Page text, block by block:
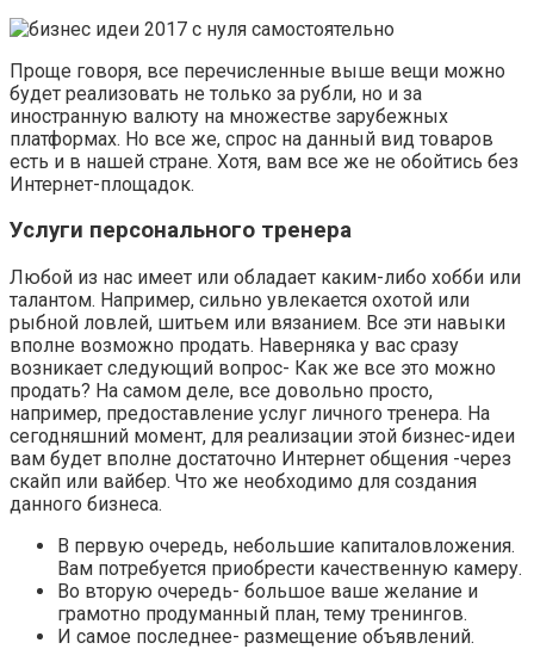
Проще говоря, все перечисленные выше вещи можно
будет реализовать не только за рубли, но и за
иностранную валюту на множестве зарубежных
платформах. Но все же, спрос на данный вид товаров
есть и в нашей стране. Хотя, вам все же не обойтись без
Интернет-площадок.
Услуги персонального тренера
Любой из нас имеет или обладает каким-либо хобби или
талантом. Например, сильно увлекается охотой или
рыбной ловлей, шитьем или вязанием. Все эти навыки
вполне возможно продать. Наверняка у вас сразу
возникает следующий вопрос- Как же все это можно
продать? На самом деле, все довольно просто,
например, предоставление услуг личного тренера. На
сегодняшний момент, для реализации этой бизнес-идеи
вам будет вполне достаточно Интернет общения -через
скайп или вайбер. Что же необходимо для создания
данного бизнеса.
В первую очередь, небольшие капиталовложения.
Вам потребуется приобрести качественную камеру.
Во вторую очередь- большое ваше желание и
грамотно продуманный план, тему тренингов.
И самое последнее- размещение объявлений.